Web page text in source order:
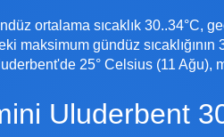
ortalama sıcaklık 30..34°C,
gündüz sıcaklığının
25° Celsius (11 Ağu),
Uluderbent